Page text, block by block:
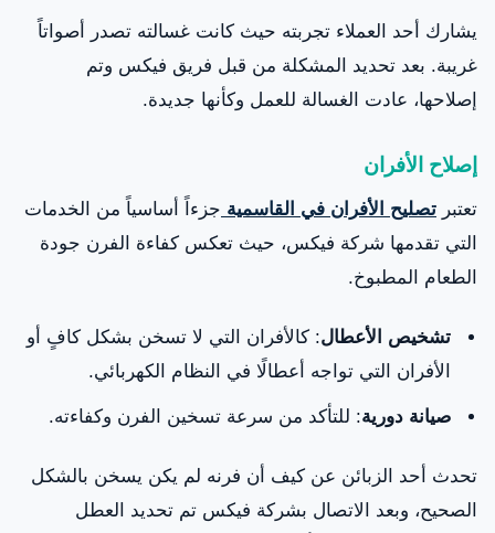
يشارك أحد العملاء تجربته حيث كانت غسالته تصدر أصواتاً
غريبة. بعد تحديد المشكلة من قبل فريق فيكس وتم
إصلاحها، عادت الغسالة للعمل وكأنها جديدة.
إصلاح الأفران
تعتبر تصليح الأفران في القاسمية جزءاً أساسياً من الخدمات
التي تقدمها شركة فيكس، حيث تعكس كفاءة الفرن جودة
الطعام المطبوخ.
تشخيص الأعطال: كالأفران التي لا تسخن بشكل كافٍ أو
الأفران التي تواجه أعطالًا في النظام الكهربائي.
صيانة دورية: للتأكد من سرعة تسخين الفرن وكفاءته.
تحدث أحد الزبائن عن كيف أن فرنه لم يكن يسخن بالشكل
الصحيح، وبعد الاتصال بشركة فيكس تم تحديد العطل